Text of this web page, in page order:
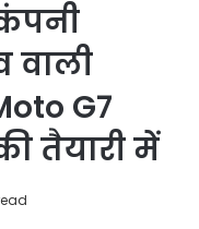
वाली
G7
तैयारी में